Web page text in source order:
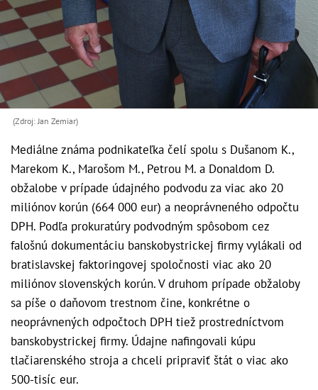
(Zdroj: Jan Zemiar)
Mediálne známa podnikateľka čelí spolu s Dušanom K.,
Marekom K., Marošom M., Petrou M. a Donaldom D.
obžalobe v prípade údajného podvodu za viac ako 20
miliónov korún (664 000 eur) a neoprávneného odpočtu
DPH. Podľa prokuratúry podvodným spôsobom cez
falošnú dokumentáciu banskobystrickej firmy vylákali od
bratislavskej faktoringovej spoločnosti viac ako 20
miliónov slovenských korún. V druhom prípade obžaloby
sa píše o daňovom trestnom čine, konkrétne o
neoprávnených odpočtoch DPH tiež prostredníctvom
banskobystrickej firmy. Údajne nafingovali kúpu
tlačiarenského stroja a chceli pripraviť štát o viac ako
500-tisíc eur.